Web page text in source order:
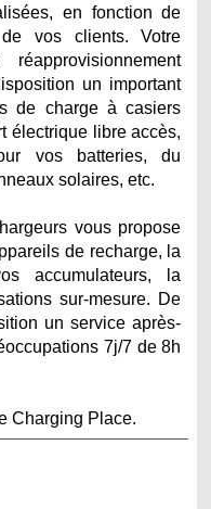
en fonction de
vos clients. Votre
un important
de charge à casiers
électrique libre accès,
vos batteries, du
solaires, etc.
vous propose
de recharge, la
accumulateurs, la
sur-mesure. De
un service après-
7j/7 de 8h
Charging Place.